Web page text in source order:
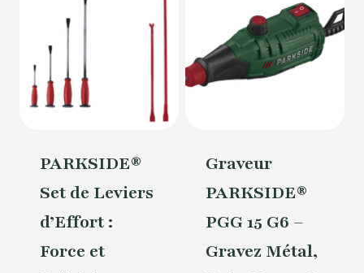
PARKSIDE®
Set de Leviers
d’Effort :
Force et
Graveur
PARKSIDE®
PGG 15 G6 –
Gravez Métal,